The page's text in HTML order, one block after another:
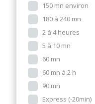
150 mn environ
180 à 240 mn
2 à 4 heures
5 à 10 mn
60 mn
60 mn à 2 h
90 mn
Express (-20min)